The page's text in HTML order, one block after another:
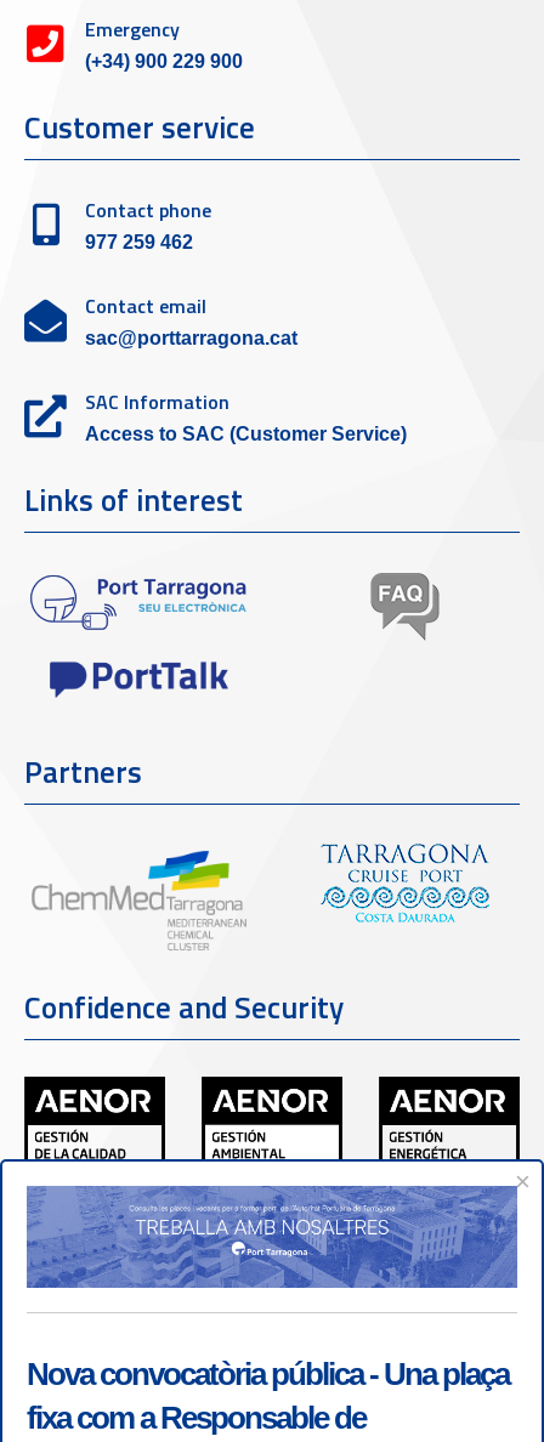
Emergency
(+34) 900 229 900
Customer service
Contact phone
977 259 462
Contact email
sac@porttarragona.cat
SAC Information
Access to SAC (Customer Service)
Links of interest
Partners
Confidence and Security
×
Nova convocatòria pública - Una plaça
fixa com a Responsable de